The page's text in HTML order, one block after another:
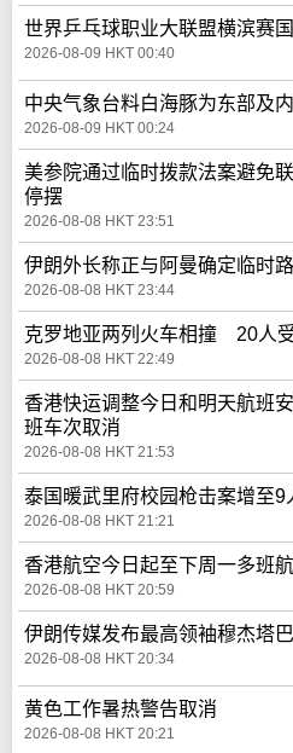
世界乒乓球职业大联盟横滨赛
2026-08-09 HKT 00:40
中央气象台料白海豚为东部及
2026-08-09 HKT 00:24
美参院通过临时拨款法案避免
停摆
2026-08-08 HKT 23:51
伊朗外长称正与阿曼确定临时
2026-08-08 HKT 23:44
克罗地亚两列火车相撞 20人
2026-08-08 HKT 22:49
香港快运调整今日和明天航班
班车次取消
2026-08-08 HKT 21:53
泰国暖武里府校园枪击案增至9
2026-08-08 HKT 21:21
香港航空今日起至下周一多班
2026-08-08 HKT 20:59
伊朗传媒发布最高领袖穆杰塔
2026-08-08 HKT 20:34
黄色工作暑热警告取消
2026-08-08 HKT 20:21